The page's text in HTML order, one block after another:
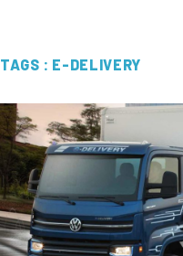
TAGS : E-DELIVERY